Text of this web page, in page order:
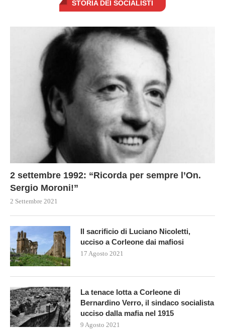
STORIA DEI SOCIALISTI
2 settembre 1992: “Ricorda per sempre l’On.
Sergio Moroni!”
2 Settembre 2021
Il sacrificio di Luciano Nicoletti,
ucciso a Corleone dai mafiosi
17 Agosto 2021
La tenace lotta a Corleone di
Bernardino Verro, il sindaco socialista
ucciso dalla mafia nel 1915
9 Agosto 2021